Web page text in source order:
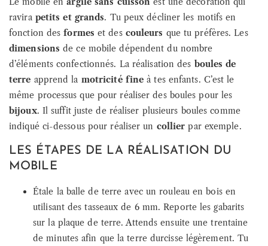
ravirapetits et grands. Tu peux décliner les motifs en
fonction desformes et descouleurs que tu préfères. Les
dimensionsde ce mobile dépendent du nombre
d’éléments confectionnés. La réalisation des boules de
terre apprend la motricité fine à tes enfants. C’est le
même processus que pour réaliser des boules pour les
bijoux. Il suffit juste de réaliser plusieurs boules comme
indiqué ci-dessous pour réaliser un collier par exemple.
LES ÉTAPES DE LA RÉALISATION DU
MOBILE
Étale la balle de terre avec un rouleau en bois en
utilisant des tasseaux de 6 mm. Reporte les gabarits
sur la plaque de terre. Attends ensuite une trentaine
de minutes afin que la terre durcisse légèrement. Tu